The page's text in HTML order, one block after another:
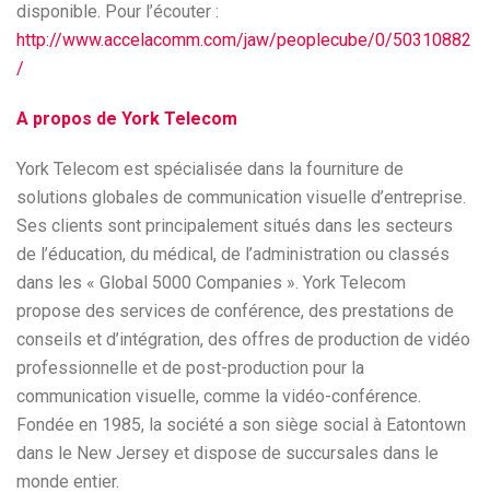
disponible. Pour l’écouter :
http://www.accelacomm.com/jaw/peoplecube/0/50310882
/
A propos de York Telecom
York Telecom est spécialisée dans la fourniture de
solutions globales de communication visuelle d’entreprise.
Ses clients sont principalement situés dans les secteurs
de l’éducation, du médical, de l’administration ou classés
dans les « Global 5000 Companies ». York Telecom
propose des services de conférence, des prestations de
conseils et d’intégration, des offres de production de vidéo
professionnelle et de post-production pour la
communication visuelle, comme la vidéo-conférence.
Fondée en 1985, la société a son siège social à Eatontown
dans le New Jersey et dispose de succursales dans le
monde entier.